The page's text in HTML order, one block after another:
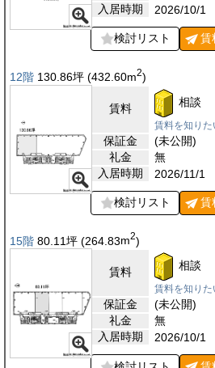
入居時期
2026/10/1
検討リスト 賃
12階 130.86坪 (432.60m2)
賃料 相談
賃料を知りた
保証金
(未公開)
礼金
無
入居時期
2026/11/1
検討リスト 賃
15階 80.11坪 (264.83m2)
賃料 相談
賃料を知りた
保証金
(未公開)
礼金
無
入居時期
2026/10/1